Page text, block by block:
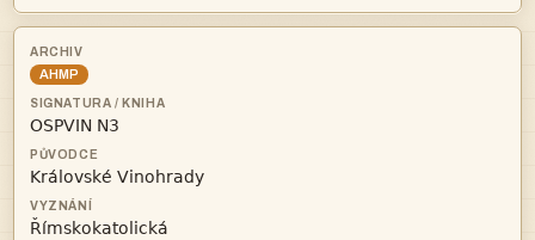
AHMP


